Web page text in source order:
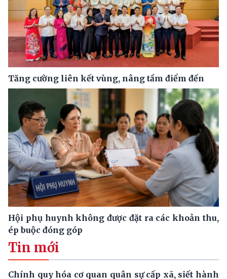
Tăng cường liên kết vùng, nâng tầm điểm đến
Hội phụ huynh không được đặt ra các khoản thu,
ép buộc đóng góp
Tin mới
Chính quy hóa cơ quan quân sự cấp xã, siết hành